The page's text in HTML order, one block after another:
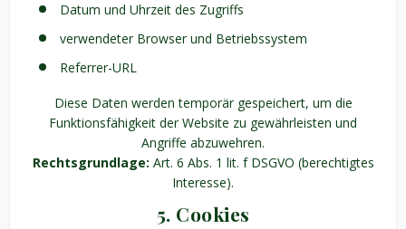
Datum und Uhrzeit des Zugriffs
verwendeter Browser und Betriebssystem
Referrer-URL
Diese Daten werden temporär gespeichert, um die
Funktionsfähigkeit der Website zu gewährleisten und
Angriffe abzuwehren.
Rechtsgrundlage: Art. 6 Abs. 1 lit. f DSGVO (berechtigtes
Interesse).
5. Cookies